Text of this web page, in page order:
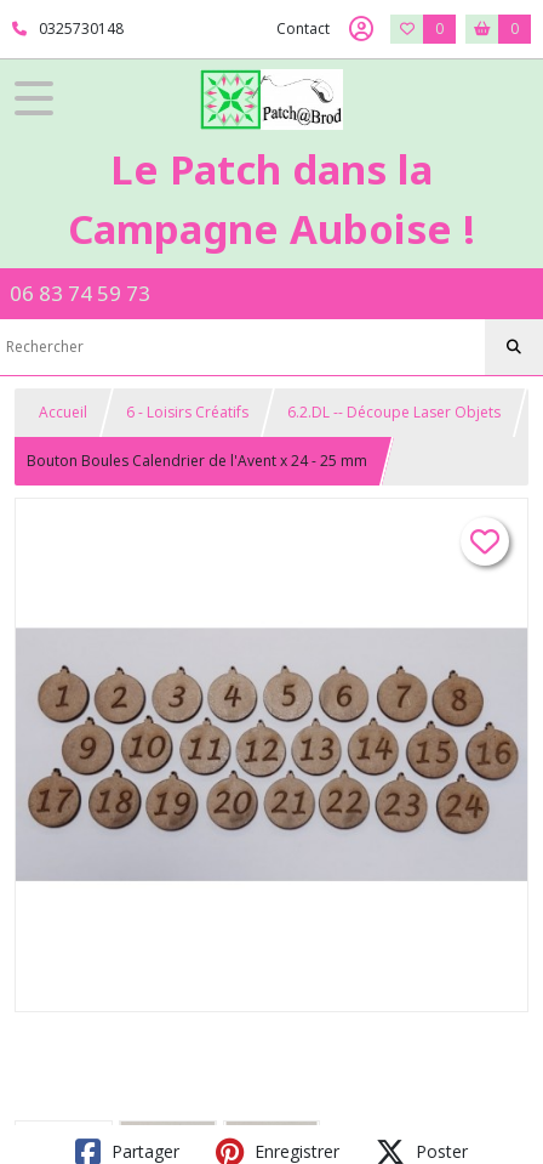
0325730148 Contact 0 0
Le Patch dans la
Campagne Auboise !
06 83 74 59 73
Accueil 6 - Loisirs Créatifs 6.2.DL -- Découpe Laser Objets
Bouton Boules Calendrier de l'Avent x 24 - 25 mm
Partager Enregistrer Poster